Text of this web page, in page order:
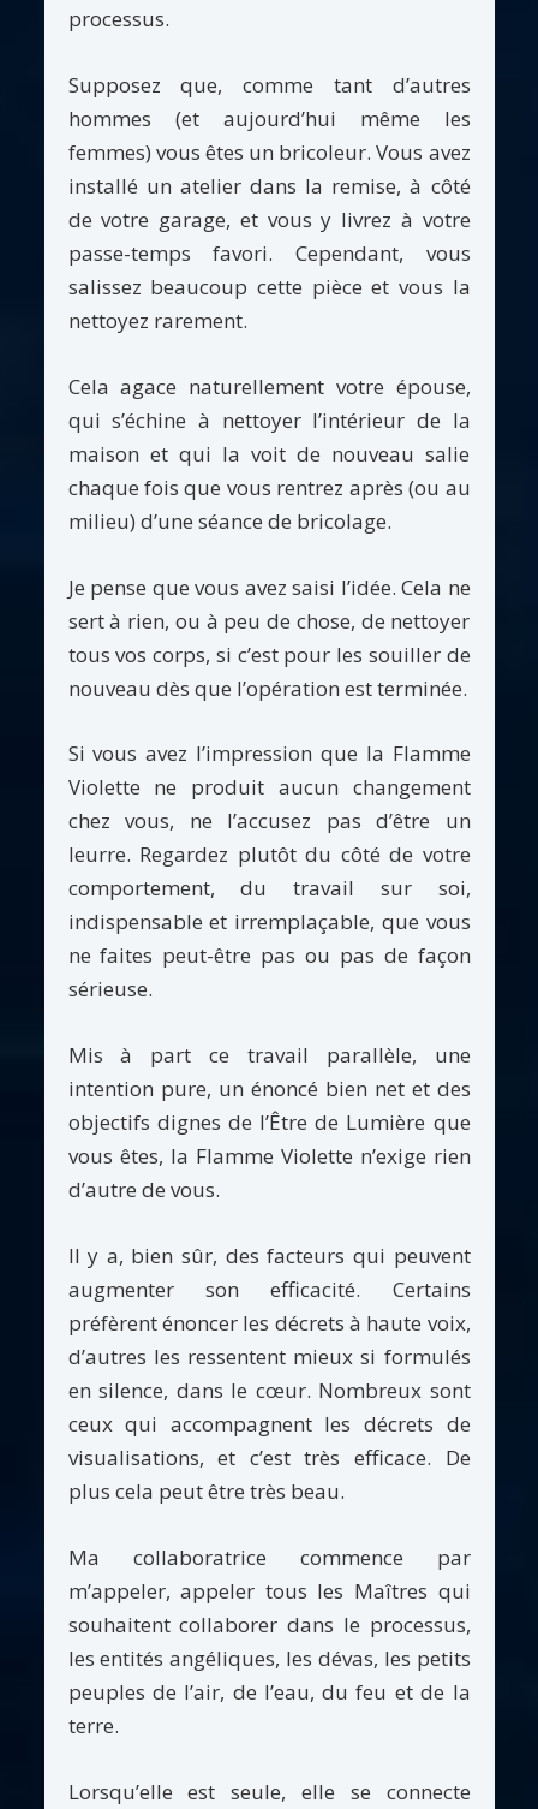
processus.
Supposez que, comme tant d’autres
hommes (et aujourd’hui même les
femmes) vous êtes un bricoleur. Vous avez
installé un atelier dans la remise, à côté
de votre garage, et vous y livrez à votre
passe-temps favori. Cependant, vous
salissez beaucoup cette pièce et vous la
nettoyez rarement.
Cela agace naturellement votre épouse,
qui s’échine à nettoyer l’intérieur de la
maison et qui la voit de nouveau salie
chaque fois que vous rentrez après (ou au
milieu) d’une séance de bricolage.
Je pense que vous avez saisi l’idée. Cela ne
sert à rien, ou à peu de chose, de nettoyer
tous vos corps, si c’est pour les souiller de
nouveau dès que l’opération est terminée.
Si vous avez l’impression que la Flamme
Violette ne produit aucun changement
chez vous, ne l’accusez pas d’être un
leurre. Regardez plutôt du côté de votre
comportement, du travail sur soi,
indispensable et irremplaçable, que vous
ne faites peut-être pas ou pas de façon
sérieuse.
Mis à part ce travail parallèle, une
intention pure, un énoncé bien net et des
objectifs dignes de l’Être de Lumière que
vous êtes, la Flamme Violette n’exige rien
d’autre de vous.
Il y a, bien sûr, des facteurs qui peuvent
augmenter son efficacité. Certains
préfèrent énoncer les décrets à haute voix,
d’autres les ressentent mieux si formulés
en silence, dans le cœur. Nombreux sont
ceux qui accompagnent les décrets de
visualisations, et c’est très efficace. De
plus cela peut être très beau.
Ma collaboratrice commence par
m’appeler, appeler tous les Maîtres qui
souhaitent collaborer dans le processus,
les entités angéliques, les dévas, les petits
peuples de l’air, de l’eau, du feu et de la
terre.
Lorsqu’elle est seule, elle se connecte